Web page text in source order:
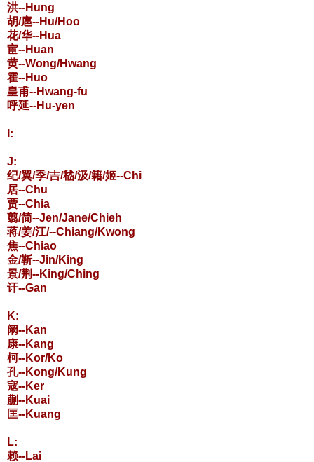
洪--Hung
胡/扈--Hu/Hoo
花/华--Hua
宦--Huan
黄--Wong/Hwang
霍--Huo
皇甫--Hwang-fu
呼延--Hu-yen
I:
J:
纪/翼/季/吉/嵇/汲/籍/姬--Chi
居--Chu
贾--Chia
翦/简--Jen/Jane/Chieh
蒋/姜/江/--Chiang/Kwong
焦--Chiao
金/靳--Jin/King
景/荆--King/Ching
讦--Gan
K:
阚--Kan
康--Kang
柯--Kor/Ko
孔--Kong/Kung
寇--Ker
蒯--Kuai
匡--Kuang
L:
赖--Lai